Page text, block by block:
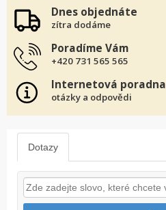
Dnes objednáte
zítra dodáme
Poradíme Vám
+420 731 565 565
Internetová poradna
otázky a odpovědi
Dotazy